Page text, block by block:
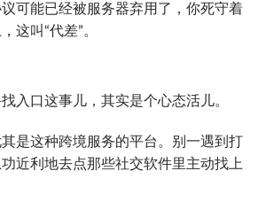
可能已经被服务器弃用了，你死守着
这叫“代差”。
入口这事儿，其实是个心态活儿。
是这种跨境服务的平台。别一遇到打
近利地去点那些社交软件里主动找上